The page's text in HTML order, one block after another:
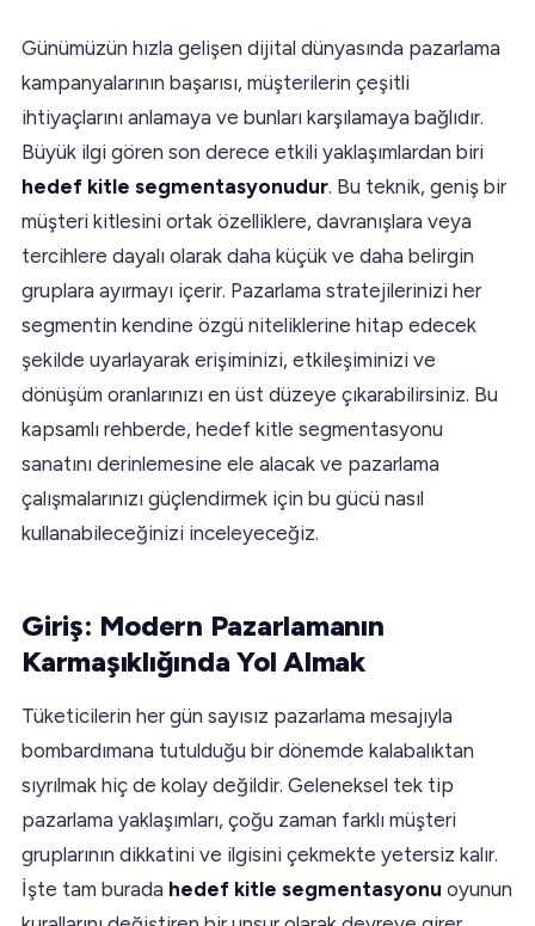
Günümüzün hızla gelişen dijital dünyasında pazarlama
kampanyalarının başarısı, müşterilerin çeşitli
ihtiyaçlarını anlamaya ve bunları karşılamaya bağlıdır.
Büyük ilgi gören son derece etkili yaklaşımlardan biri
hedef kitle segmentasyonudur. Bu teknik, geniş bir
müşteri kitlesini ortak özelliklere, davranışlara veya
tercihlere dayalı olarak daha küçük ve daha belirgin
gruplara ayırmayı içerir. Pazarlama stratejilerinizi her
segmentin kendine özgü niteliklerine hitap edecek
şekilde uyarlayarak erişiminizi, etkileşiminizi ve
dönüşüm oranlarınızı en üst düzeye çıkarabilirsiniz. Bu
kapsamlı rehberde, hedef kitle segmentasyonu
sanatını derinlemesine ele alacak ve pazarlama
çalışmalarınızı güçlendirmek için bu gücü nasıl
kullanabileceğinizi inceleyeceğiz.
Giriş: Modern Pazarlamanın
Karmaşıklığında Yol Almak
Tüketicilerin her gün sayısız pazarlama mesajıyla
bombardımana tutulduğu bir dönemde kalabalıktan
sıyrılmak hiç de kolay değildir. Geleneksel tek tip
pazarlama yaklaşımları, çoğu zaman farklı müşteri
gruplarının dikkatini ve ilgisini çekmekte yetersiz kalır.
İşte tam burada hedef kitle segmentasyonu oyunun